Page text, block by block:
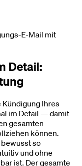
E-Mail mit
Detail:
Ihres
im Detail — damit
gesamten
können.
so
und ohne
ist. Der gesamte